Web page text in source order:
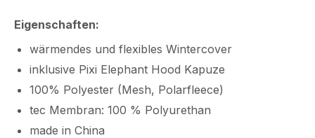
Eigenschaften:
wärmendes und flexibles Wintercover
inklusive Pixi Elephant Hood Kapuze
100% Polyester (Mesh, Polarfleece)
tec Membran: 100 % Polyurethan
made in China